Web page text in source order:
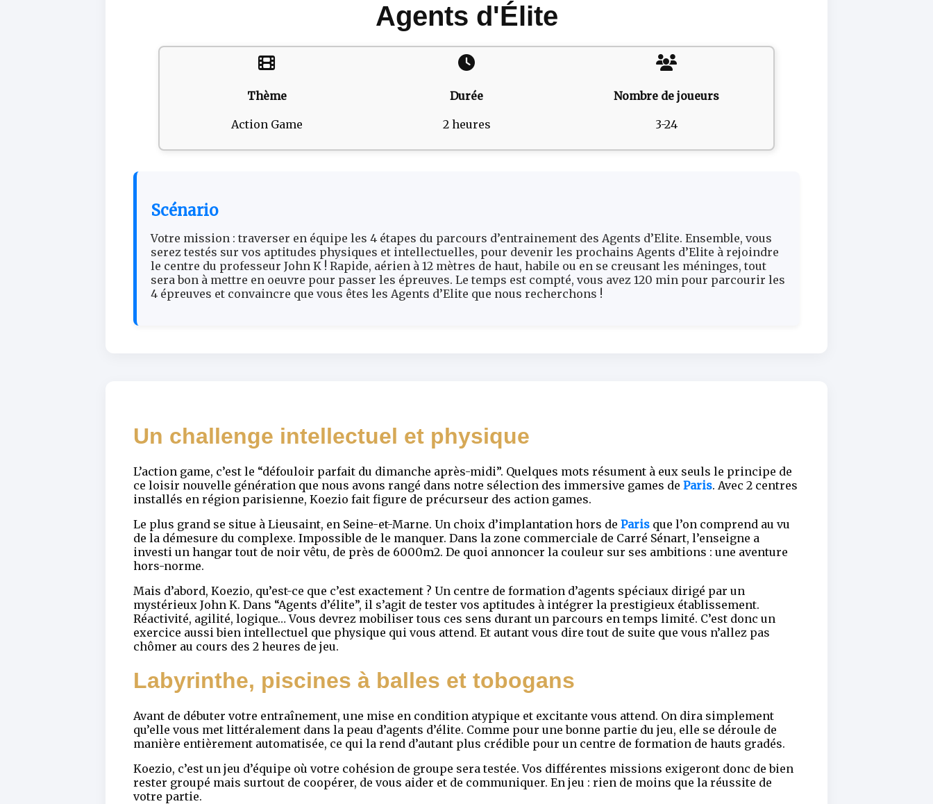
Agents d'Élite
Thème
Action Game
Durée
2 heures
Nombre de joueurs
3-24
Scénario
Votre mission : traverser en équipe les 4 étapes du parcours d’entrainement des Agents d’Elite. Ensemble, vous
serez testés sur vos aptitudes physiques et intellectuelles, pour devenir les prochains Agents d’Elite à rejoindre
le centre du professeur John K ! Rapide, aérien à 12 mètres de haut, habile ou en se creusant les méninges, tout
sera bon à mettre en oeuvre pour passer les épreuves. Le temps est compté, vous avez 120 min pour parcourir les
4 épreuves et convaincre que vous êtes les Agents d’Elite que nous recherchons !
Un challenge intellectuel et physique
L’action game, c’est le “défouloir parfait du dimanche après-midi”. Quelques mots résument à eux seuls le principe de
ce loisir nouvelle génération que nous avons rangé dans notre sélection des immersive games de Paris. Avec 2 centres
installés en région parisienne, Koezio fait figure de précurseur des action games.
Le plus grand se situe à Lieusaint, en Seine-et-Marne. Un choix d’implantation hors de Paris que l’on comprend au vu
de la démesure du complexe. Impossible de le manquer. Dans la zone commerciale de Carré Sénart, l’enseigne a
investi un hangar tout de noir vêtu, de près de 6000m2. De quoi annoncer la couleur sur ses ambitions : une aventure
hors-norme.
Mais d’abord, Koezio, qu’est-ce que c’est exactement ? Un centre de formation d’agents spéciaux dirigé par un
mystérieux John K. Dans “Agents d’élite”, il s’agit de tester vos aptitudes à intégrer la prestigieux établissement.
Réactivité, agilité, logique… Vous devrez mobiliser tous ces sens durant un parcours en temps limité. C’est donc un
exercice aussi bien intellectuel que physique qui vous attend. Et autant vous dire tout de suite que vous n’allez pas
chômer au cours des 2 heures de jeu.
Labyrinthe, piscines à balles et tobogans
Avant de débuter votre entraînement, une mise en condition atypique et excitante vous attend. On dira simplement
qu’elle vous met littéralement dans la peau d’agents d’élite. Comme pour une bonne partie du jeu, elle se déroule de
manière entièrement automatisée, ce qui la rend d’autant plus crédible pour un centre de formation de hauts gradés.
Koezio, c’est un jeu d’équipe où votre cohésion de groupe sera testée. Vos différentes missions exigeront donc de bien
rester groupé mais surtout de coopérer, de vous aider et de communiquer. En jeu : rien de moins que la réussite de
votre partie.